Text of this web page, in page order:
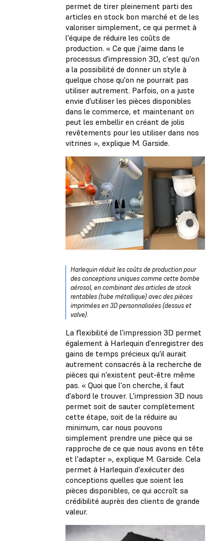
permet de tirer pleinement parti des
articles en stock bon marché et de les
valoriser simplement, ce qui permet à
l'équipe de réduire les coûts de
production. « Ce que j'aime dans le
processus d'impression 3D, c'est qu'on
a la possibilité de donner un style à
quelque chose qu'on ne pourrait pas
utiliser autrement. Parfois, on a juste
envie d'utiliser les pièces disponibles
dans le commerce, et maintenant on
peut les embellir en créant de jolis
revêtements pour les utiliser dans nos
vitrines », explique M. Garside.
Harlequin réduit les coûts de production pour
des conceptions uniques comme cette bombe
aérosol, en combinant des articles de stock
rentables (tube métallique) avec des pièces
imprimées en 3D personnalisées (dessus et
valve).
La flexibilité de l'impression 3D permet
également à Harlequin d'enregistrer des
gains de temps précieux qu'il aurait
autrement consacrés à la recherche de
pièces qui n'existent peut-être même
pas. « Quoi que l'on cherche, il faut
d'abord le trouver. L'impression 3D nous
permet soit de sauter complètement
cette étape, soit de la réduire au
minimum, car nous pouvons
simplement prendre une pièce qui se
rapproche de ce que nous avons en tête
et l'adapter », explique M. Garside. Cela
permet à Harlequin d'exécuter des
conceptions quelles que soient les
pièces disponibles, ce qui accroît sa
crédibilité auprès des clients de grande
valeur.